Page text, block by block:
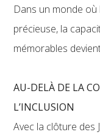
Dans un monde
précieuse, la
mémorables
AU-DELÀ DE LA
L’INCLUSION
Avec la clôture des